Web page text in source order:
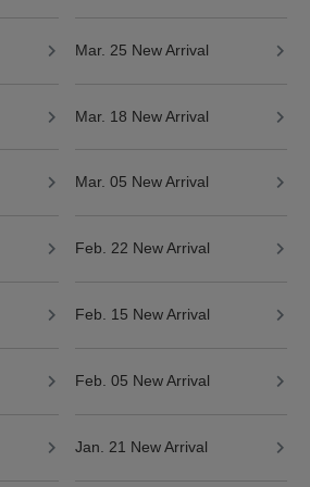
Mar. 25 New Arrival
Mar. 18 New Arrival
Mar. 05 New Arrival
Feb. 22 New Arrival
Feb. 15 New Arrival
Feb. 05 New Arrival
Jan. 21 New Arrival